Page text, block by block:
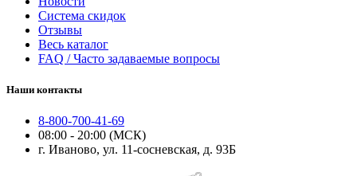
Система скидок
Отзывы
Весь каталог
FAQ / Часто задаваемые вопросы
Наши контакты
8-800-700-41-69
08:00 - 20:00 (МСК)
г. Иваново, ул. 11-сосневская, д. 93Б